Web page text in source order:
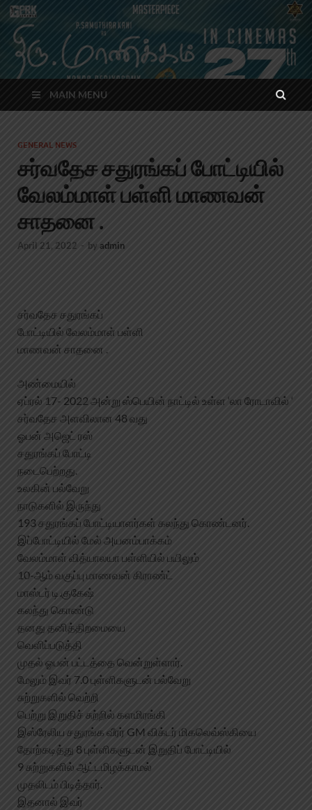
MAIN MENU
GENERAL NEWS
சர்வதேச சதுரங்கப் போட்டியில்
வேலம்மாள் பள்ளி மாணவன்
சாதனை .
April 21, 2022 - by admin
சர்வதேச சதுரங்கப்
போட்டியில் வேலம்மாள் பள்ளி
மாணவன் சாதனை .
அண்மையில்
ஏப்ரல் 17- 2022 அன்று ஸ்பெயின் நாட்டில் உள்ள ‘லா ரோடாவில் ‘
சர்வதேச அளவிலான 48 வது
ஓபன் அஜெட் ரஸ்
சதுரங்கப் போட்டி
நடைபெற்றது.
உலகின் பல்வேறு
நாடுகளில் இருந்து
193 சதுரங்கப் போட்டியாளர்கள் கலந்து கொண்டனர்.
இப்போட்டியில் மேல் அயனம்பாக்கம்
வேலம்மாள் வித்யாலயா பள்ளியில் பயிலும்
10-ஆம் வகுப்பு மாணவன் கிராண்ட்
மாஸ்டர் டி.குகேஷ்
கலந்து கொண்டு
தனது தனித்திறமையை
வெளிப்படுத்தி
முதல் ஓபன் பட்டத்தை வென்றுள்ளார்.
மேலும் இவர் 7.0 புள்ளிகளுடன் பல்வேறு
சுற்றுகளில் வெற்றி
பெற்று இறுதிச் சுற்றில் களமிரங்கி
இஸ்ரேலிய சதுரங்க வீரர் GM விக்டர் மிகலெவ்ஸ்கியை
தோற்கடித்து 8 புள்ளிகளுடன் இறுதிப் போட்டியில்
9 சுற்றுகளில் ஆட்டமிழக்காமல்
முதலிடம் பிடித்தார்.
இதனால் இவர்